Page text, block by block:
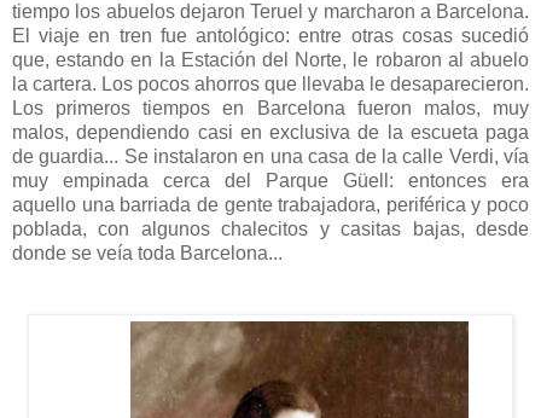
tiempo los abuelos dejaron Teruel y marcharon a Barcelona.
El viaje en tren fue antológico: entre otras cosas sucedió
que, estando en la Estación del Norte, le robaron al abuelo
la cartera. Los pocos ahorros que llevaba le desaparecieron.
Los primeros tiempos en Barcelona fueron malos, muy
malos, dependiendo casi en exclusiva de la escueta paga
de guardia... Se instalaron en una casa de la calle Verdi, vía
muy empinada cerca del Parque Güell: entonces era
aquello una barriada de gente trabajadora, periférica y poco
poblada, con algunos chalecitos y casitas bajas, desde
donde se veía toda Barcelona...